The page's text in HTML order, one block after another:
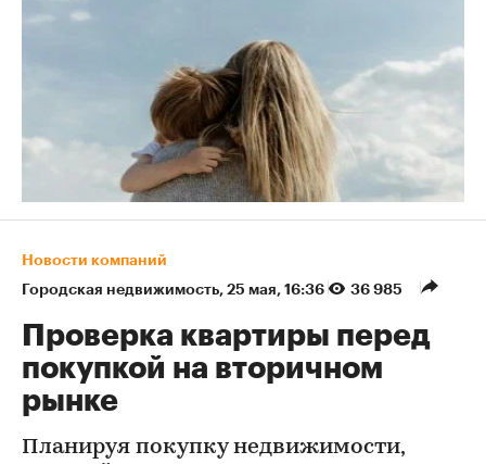
Новости компаний
Городская недвижимость 25 мая, 16:36 36 985
Проверка квартиры перед
покупкой на вторичном
рынке
Планируя покупку недвижимости,